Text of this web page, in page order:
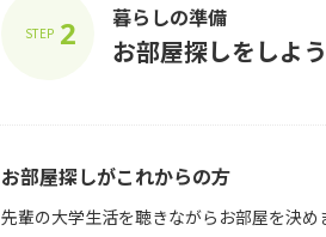
STEP 2 暮らしの準備
お部屋探しをしよう
お部屋探しがこれからの⽅
先輩の⼤学⽣活を聴きながらお部屋を決め